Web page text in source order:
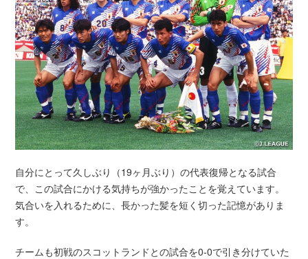
自分にとって久しぶり（19ヶ月ぶり）の代表復帰となる試合
で、この試合にかける気持ちが強かったことを覚えています。
気合いを入れるために、長かった髪を短く切った記憶がありま
す。
チームも初戦のスコットランドとの試合を0-0で引き分けていた